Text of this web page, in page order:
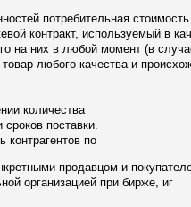
потребительная
контракт, используемый в
на них в любой момент (в
товар любого качества и
количества
поставки.
по
продавцом и
организацией при бирже, иг